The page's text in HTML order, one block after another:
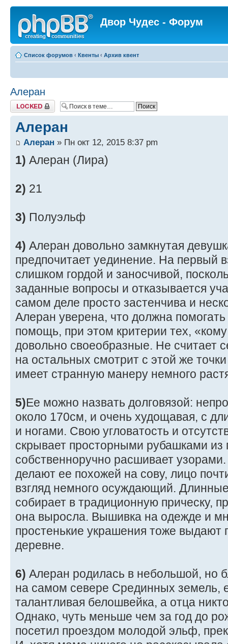
Двор Чудес - Форум
Список форумов ‹ Квенты ‹ Архив квент
Алеран
Закрыто
Алеран
Алеран » Пн окт 12, 2015 8:37 pm
1) Алеран (Лира)
2) 21
3) Полуэльф
4) Алеран довольно замкнутая
предпочитает уединение. На первый
слишком гордой и заносчивой,
заданные вопросы и отказывается
самом деле просто застенчива и
Алеран уверена, что должна
помощь, при этом критерии тех,
довольно своеобразные. Не считает
на остальных смотрит с этой же
имеет странную манеру немного
5)Ее можно назвать долговязой:
около 170см, и очень худощавая, с
и ногами. Свою угловатость и
скрывает просторными рубашками из
собственноручно расшивает
делают ее похожей на сову, лицо
взгляд немного осуждающий.
собирает в традиционную прическу,
она выросла. Вышивка на одежде и
простенькие украшения тоже выдают
деревне.
6) Алеран родилась в небольшой, но
на самом севере Срединных земель,
талантливая белошвейка, а отца
Однако, чуть меньше чем за год до
посетил проездом молодой эльф,